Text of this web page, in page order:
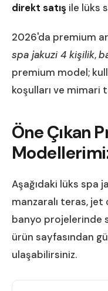
direkt satış ile lüks
2026'da premium
spa jakuzi 4 kişilik,
premium model;
koşulları ve mimari
Öne Çıkan
Aşağıdaki lüks spa
manzaralı teras, jet
banyo projelerinde
ürün sayfasından
ulaşabilirsiniz.